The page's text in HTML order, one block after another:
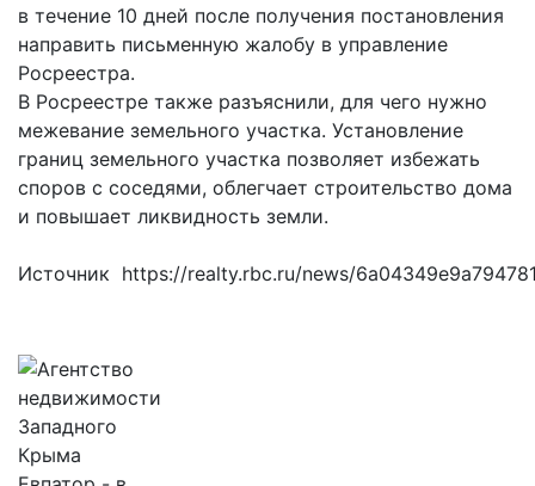
в течение 10 дней после получения постановления
направить письменную жалобу в управление
Росреестра.
В Росреестре также разъяснили, для чего нужно
межевание земельного участка. Установление
границ земельного участка позволяет избежать
споров с соседями, облегчает строительство дома
и повышает ликвидность земли.
Источник https://realty.rbc.ru/news/